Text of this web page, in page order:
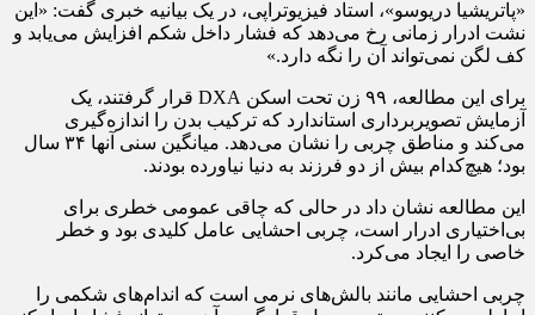
«پاتریشیا دریوسو»، استاد فیزیوتراپی، در یک بیانیه خبری گفت: «این
نشت ادرار زمانی رخ می‌دهد که فشار داخل شکم افزایش می‌یابد و
کف لگن نمی‌تواند آن را نگه دارد.»
برای این مطالعه، ۹۹ زن تحت اسکن DXA قرار گرفتند، یک
آزمایش تصویربرداری استاندارد که ترکیب بدن را اندازه‌گیری
می‌کند و مناطق چربی را نشان می‌دهد. میانگین سنی آنها ۳۴ سال
بود؛ هیچ‌کدام بیش از دو فرزند به دنیا نیاورده بودند.
این مطالعه نشان داد در حالی که چاقی عمومی خطری برای
بی‌اختیاری ادرار است، چربی احشایی عامل کلیدی بود و خطر
خاصی را ایجاد می‌کرد.
چربی احشایی مانند بالش‌های نرمی است که اندام‌های شکمی را